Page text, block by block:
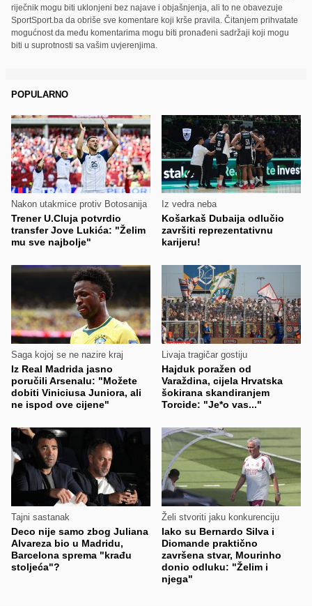
riječnik mogu biti uklonjeni bez najave i objašnjenja, ali to ne obavezuje
SportSport.ba da obriše sve komentare koji krše pravila. Čitanjem prihvatate
mogućnost da među komentarima mogu biti pronađeni sadržaji koji mogu
biti u suprotnosti sa vašim uvjerenjima.
POPULARNO
Nakon utakmice protiv Botosanija
Trener U.Cluja potvrdio
transfer Jove Lukića: "Želim
mu sve najbolje"
Iz vedra neba
Košarkaš Dubaija odlučio
završiti reprezentativnu
karijeru!
Saga kojoj se ne nazire kraj
Iz Real Madrida jasno
poručili Arsenalu: "Možete
dobiti Viniciusa Juniora, ali
ne ispod ove cijene"
Livaja tragičar gostiju
Hajduk poražen od
Varaždina, cijela Hrvatska
šokirana skandiranjem
Torcide: "Je*o vas..."
Tajni sastanak
Deco nije samo zbog Juliana
Alvareza bio u Madridu,
Barcelona sprema "krađu
stoljeća"?
Želi stvoriti jaku konkurenciju
Iako su Bernardo Silva i
Diomande praktično
završena stvar, Mourinho
donio odluku: "Želim i
njega"